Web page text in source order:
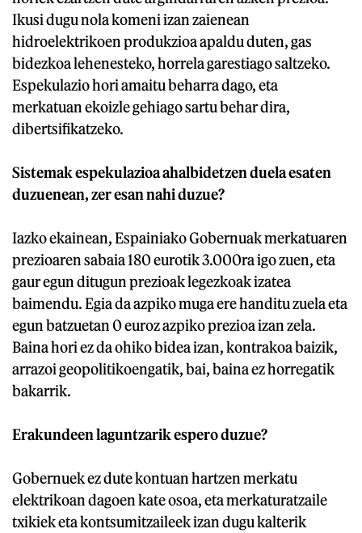
Ikusi dugu nola komeni izan zaienean
hidroelektrikoen produkzioa apaldu duten, gas
bidezkoa lehenesteko, horrela garestiago saltzeko.
Espekulazio hori amaitu beharra dago, eta
merkatuan ekoizle gehiago sartu behar dira,
dibertsifikatzeko.
Sistemak espekulazioa ahalbidetzen duela esaten
duzuenean, zer esan nahi duzue?
Iazko ekainean, Espainiako Gobernuak merkatuaren
prezioaren sabaia 180 eurotik 3.000ra igo zuen, eta
gaur egun ditugun prezioak legezkoak izatea
baimendu. Egia da azpiko muga ere handitu zuela eta
egun batzuetan 0 euroz azpiko prezioa izan zela.
Baina hori ez da ohiko bidea izan, kontrakoa baizik,
arrazoi geopolitikoengatik, bai, baina ez horregatik
bakarrik.
Erakundeen laguntzarik espero duzue?
Gobernuek ez dute kontuan hartzen merkatu
elektrikoan dagoen kate osoa, eta merkaturatzaile
txikiek eta kontsumitzaileek izan dugu kalterik